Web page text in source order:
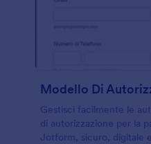
Gestisci facilmente le
di autorizzazione per la
Jotform, sicuro, digitale